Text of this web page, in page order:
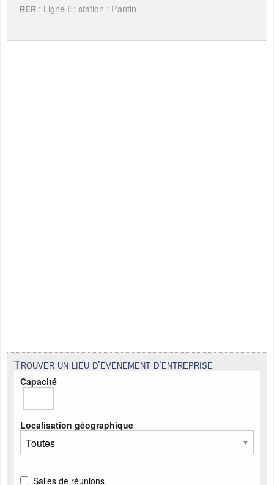
RER : Ligne E; station : Pantin
Trouver un lieu d'événement d'entreprise
Capacité
Localisation géographique
Salles de réunions